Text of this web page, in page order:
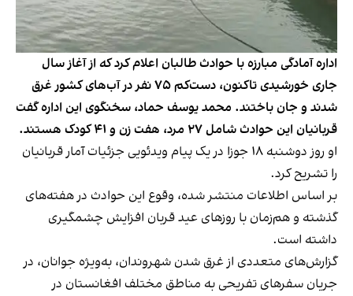
اداره آمادگی مبارزه با حوادث طالبان اعلام کرد که از آغاز سال
جاری خورشیدی تاکنون، دست‌کم ۷۵ نفر در آب‌های کشور غرق
شدند و جان باختند. محمد یوسف حماد، سخنگوی این اداره گفت
قربانیان این حوادث شامل ۲۷ مرد، هفت زن و ۴۱ کودک هستند.
او روز دوشنبه ۱۸ جوزا در یک پیام ویدئویی جزئیات آمار قربانیان
را تشریح کرد.
بر اساس اطلاعات منتشر شده، وقوع این حوادث در هفته‌های
گذشته و هم‌زمان با روزهای عید قربان افزایش چشمگیری
داشته است.
گزارش‌های متعددی از غرق شدن شهروندان، به‌ویژه جوانان، در
جریان سفرهای تفریحی به مناطق مختلف افغانستان در